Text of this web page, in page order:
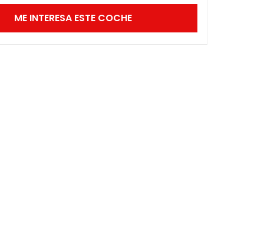
ME INTERESA ESTE COCHE